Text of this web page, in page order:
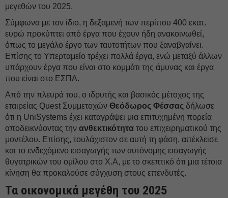
μεγεθών του 2025.
Σύμφωνα με τον ίδιο, η δεξαμενή των περίπου 400 εκατ.
ευρώ προκύπτει από έργα που έχουν ήδη ανακοινωθεί,
όπως το μεγάλο έργο των ταυτοτήτων που ξαναβγαίνει.
Επίσης το Υπερταμείο τρέχει πολλά έργα, ενώ μεταξύ άλλων
υπάρχουν έργα που είναι στο κομμάτι της άμυνας και έργα
που είναι στο ΕΣΠΑ.
Από την πλευρά του, ο ιδρυτής και βασικός μέτοχος της
εταιρείας Quest Συμμετοχών Θεόδωρος Φέσσας δήλωσε
ότι η UniSystems έχει καταγράψει μια επιτυχημένη πορεία
αποδεικνύοντας την ανθεκτικότητα του επιχειρηματικού της
μοντέλου. Επίσης, τουλάχιστον σε αυτή τη φάση, απέκλεισε
και το ενδεχόμενο εισαγωγής των αυτόνομης εισαγωγής
θυγατρικών του ομίλου στο Χ.Α, με το σκεπτικό ότι μια τέτοια
κίνηση θα προκαλούσε σύγχυση στους επενδυτές.
Τα οικονομικά μεγέθη του 2025